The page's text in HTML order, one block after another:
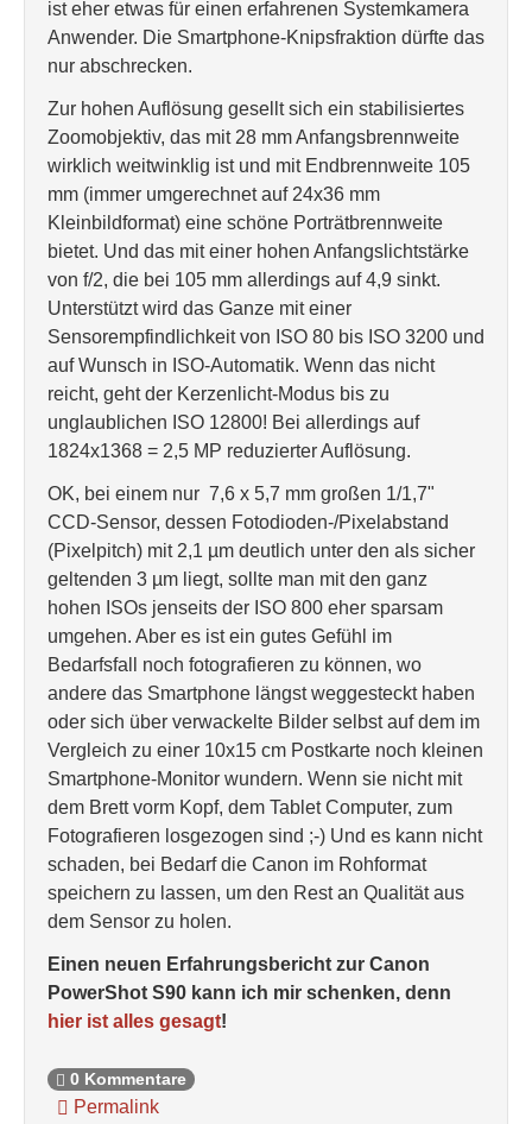
ist eher etwas für einen erfahrenen Systemkamera
Anwender. Die Smartphone-Knipsfraktion dürfte das
nur abschrecken.
Zur hohen Auflösung gesellt sich ein stabilisiertes
Zoomobjektiv, das mit 28 mm Anfangsbrennweite
wirklich weitwinklig ist und mit Endbrennweite 105
mm (immer umgerechnet auf 24x36 mm
Kleinbildformat) eine schöne Porträtbrennweite
bietet. Und das mit einer hohen Anfangslichtstärke
von f/2, die bei 105 mm allerdings auf 4,9 sinkt.
Unterstützt wird das Ganze mit einer
Sensorempfindlichkeit von ISO 80 bis ISO 3200 und
auf Wunsch in ISO-Automatik. Wenn das nicht
reicht, geht der Kerzenlicht-Modus bis zu
unglaublichen ISO 12800! Bei allerdings auf
1824x1368 = 2,5 MP reduzierter Auflösung.
OK, bei einem nur 7,6 x 5,7 mm großen 1/1,7"
CCD-Sensor, dessen Fotodioden-/Pixelabstand
(Pixelpitch) mit 2,1 µm deutlich unter den als sicher
geltenden 3 µm liegt, sollte man mit den ganz
hohen ISOs jenseits der ISO 800 eher sparsam
umgehen. Aber es ist ein gutes Gefühl im
Bedarfsfall noch fotografieren zu können, wo
andere das Smartphone längst weggesteckt haben
oder sich über verwackelte Bilder selbst auf dem im
Vergleich zu einer 10x15 cm Postkarte noch kleinen
Smartphone-Monitor wundern. Wenn sie nicht mit
dem Brett vorm Kopf, dem Tablet Computer, zum
Fotografieren losgezogen sind ;-) Und es kann nicht
schaden, bei Bedarf die Canon im Rohformat
speichern zu lassen, um den Rest an Qualität aus
dem Sensor zu holen.
Einen neuen Erfahrungsbericht zur Canon
PowerShot S90 kann ich mir schenken, denn
hier ist alles gesagt!
0 Kommentare
Permalink